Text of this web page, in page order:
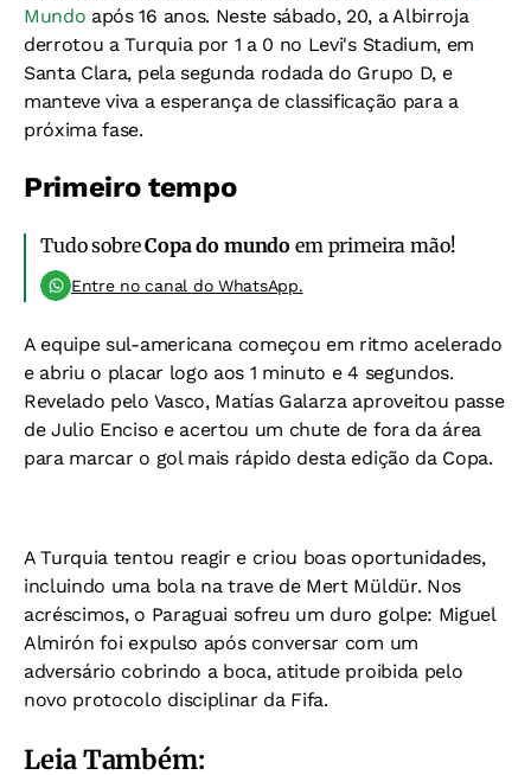
Mundo após 16 anos. Neste sábado, 20, a Albirroja
derrotou a Turquia por 1 a 0 no Levi's Stadium, em
Santa Clara, pela segunda rodada do Grupo D, e
manteve viva a esperança de classificação para a
próxima fase.
Primeiro tempo
Tudo sobreCopa do mundo em primeira mão!
Entre no canal do WhatsApp.
A equipe sul-americana começou em ritmo acelerado
e abriu o placar logo aos 1 minuto e 4 segundos.
Revelado pelo Vasco, Matías Galarza aproveitou passe
de Julio Enciso e acertou um chute de fora da área
para marcar o gol mais rápido desta edição da Copa.
A Turquia tentou reagir e criou boas oportunidades,
incluindo uma bola na trave de Mert Müldür. Nos
acréscimos, o Paraguai sofreu um duro golpe: Miguel
Almirón foi expulso após conversar com um
adversário cobrindo a boca, atitude proibida pelo
novo protocolo disciplinar da Fifa.
Leia Também: